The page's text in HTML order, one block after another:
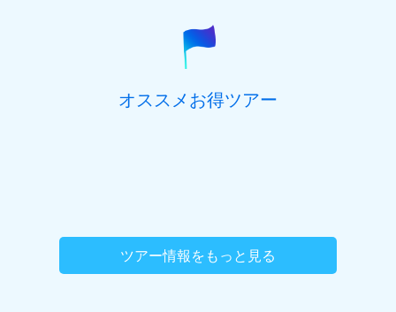
オススメお得ツアー
ツアー情報をもっと見る